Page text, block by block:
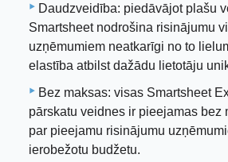
Daudzveidība: piedāvājot plašu
Smartsheet nodrošina risinājumu
uzņēmumiem neatkarīgi no to
elastība atbilst dažādu lietotāju
Bez maksas: visas Smartsheet
pārskatu veidnes ir pieejamas bez
par pieejamu risinājumu
ierobežotu budžetu.